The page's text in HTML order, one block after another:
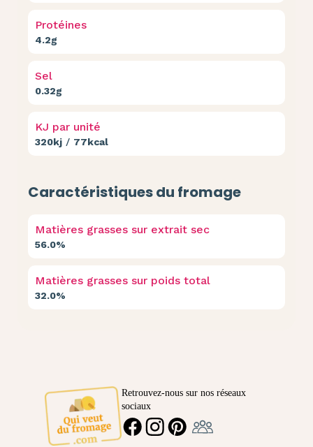
Protéines
4.2g
Sel
0.32g
KJ par unité
320kj / 77kcal
Caractéristiques du fromage
Matières grasses sur extrait sec
56.0%
Matières grasses sur poids total
32.0%
Retrouvez-nous sur nos réseaux
sociaux
FACEBOOKINSTAGRAMPINTEREST